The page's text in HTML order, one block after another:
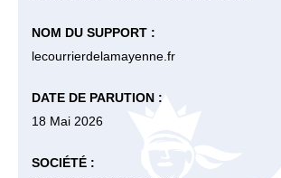
NOM DU SUPPORT :
lecourrierdelamayenne.fr
DATE DE PARUTION :
18 Mai 2026
SOCIÉTÉ :